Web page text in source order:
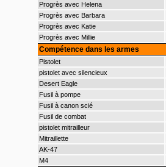
Progrès avec Helena
Progrès avec Barbara
Progrès avec Katie
Progrès avec Millie
Compétence dans les armes
Pistolet
pistolet avec silencieux
Desert Eagle
Fusil à pompe
Fusil à canon scié
Fusil de combat
pistolet mitrailleur
Mitraillette
AK-47
M4